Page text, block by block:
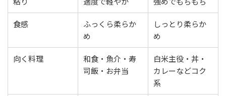
食感
ふっくら柔らか
め
しっとり柔らか
め
向く料理
和食・魚介・寿
司飯・お弁当
白米主役・丼・
カレーなどコク
系